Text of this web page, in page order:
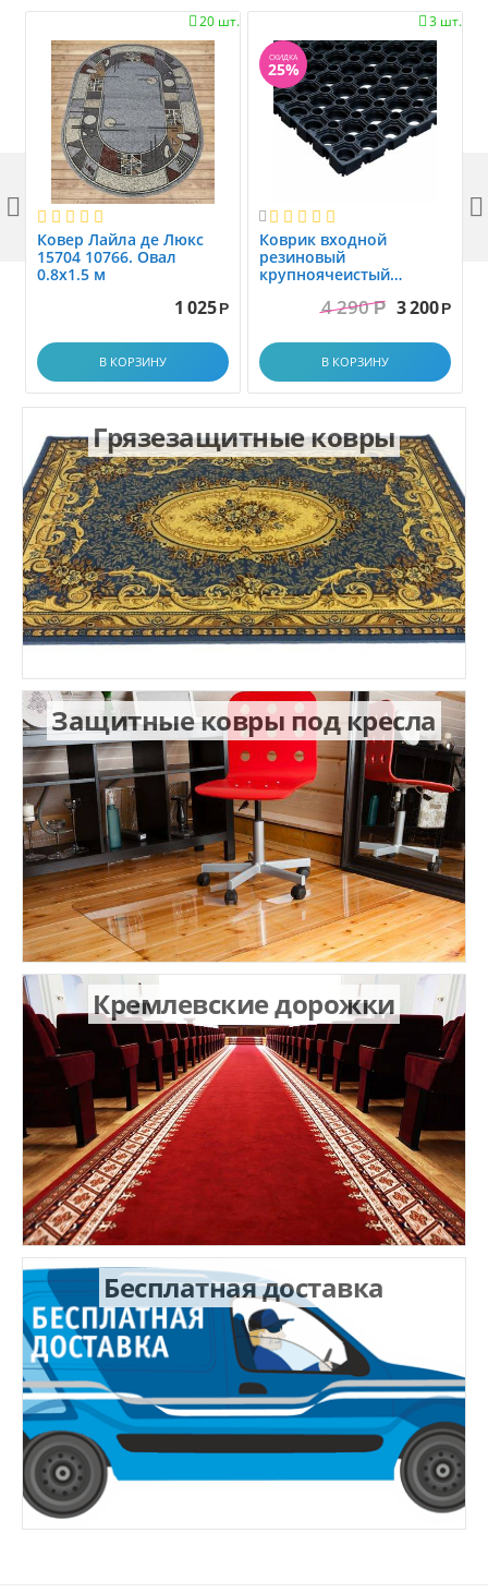
20 шт.

Ковер Лайла де Люкс
15704 10766. Овал
0.8x1.5 м
1 025 Р
В КОРЗИНУ
3 шт.

СКИДКА
25%

Коврик вxодной
резиновый
крупноячеистый
1.0x1.5 м4 290 Р 3 200 Р
В КОРЗИНУ
 
Грязезащитные ковры
Защитные ковры под кресла
Кремлевские дорожки
Бесплатная доставка